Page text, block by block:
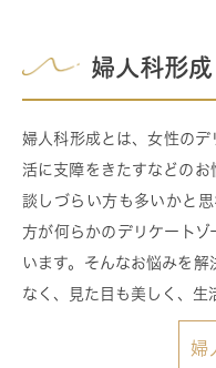
婦人科形成
婦人科形成とは、女性のデ
活に支障をきたすなどのお
談しづらい方も多いかと
方が何らかのデリケートゾ
います。そんなお悩みを
なく、見た目も美しく、生
婦